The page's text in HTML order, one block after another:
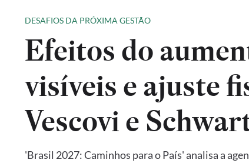
DESAFIOS DA PRÓXIMA GESTÃO
Efeitos do
visíveis e ajuste
Vescovi e
'Brasil 2027: Caminhos para o País' analisa a